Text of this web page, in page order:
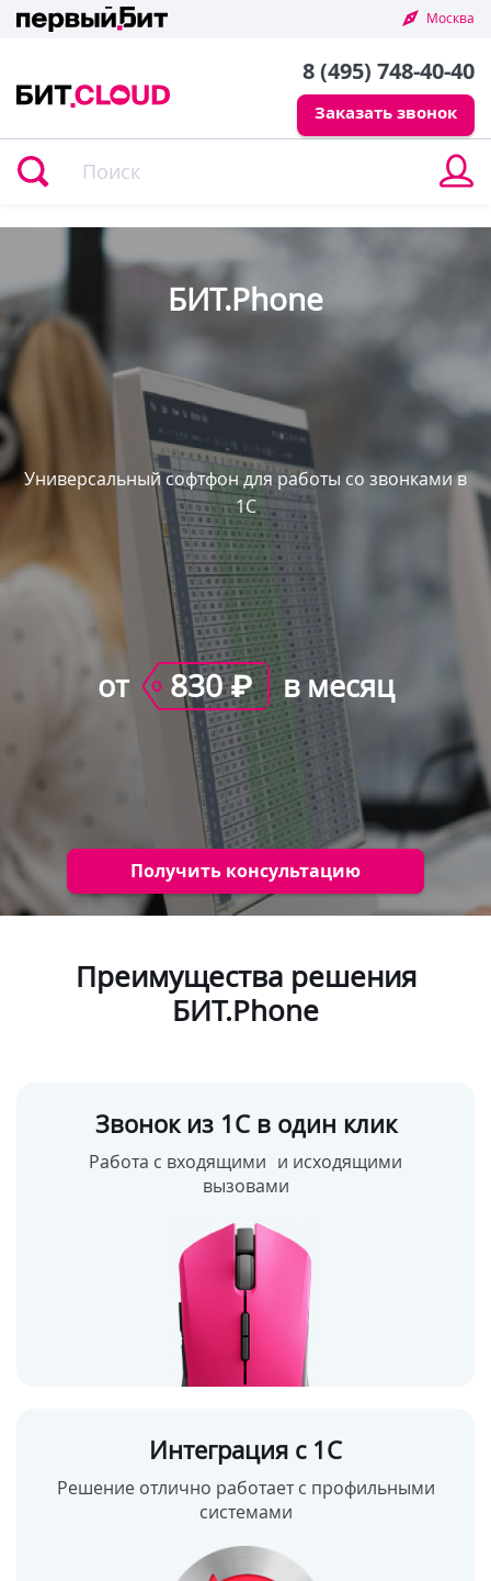
Москва
8 (495) 748-40-40
Заказать звонок
БИТ.Phone
Универсальный софтфон для работы со звонками в
1С
от 830₽ в месяц
Получить консультацию
Преимущества решения
БИТ.Phone
Звонок из 1С в один клик
Работа с входящими и исходящими
вызовами
Интеграция с 1С
Решение отлично работает с профильными
системами